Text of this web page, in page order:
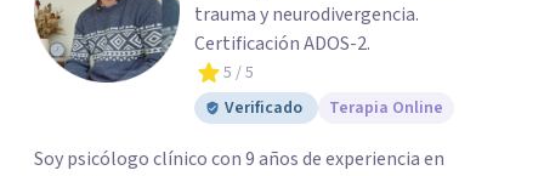
trauma y neurodivergencia.
Certificación ADOS-2.
5 / 5
Verificado
Terapia Online
Soy psicólogo clínico con 9 años de experiencia en